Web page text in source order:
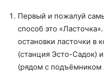
Первый и пожалуй
способ это
остановки ласточки в
(станция Эсто-Садок)
(рядом с подъёмником